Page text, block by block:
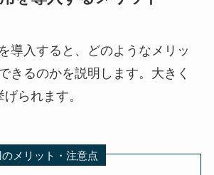
導入すると、どのようなメリッ
きるのかを説明します。大きく
られます。
メリット・注意点